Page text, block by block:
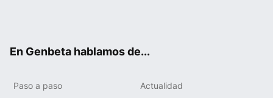
En Genbeta hablamos de...
Paso a paso Actualidad